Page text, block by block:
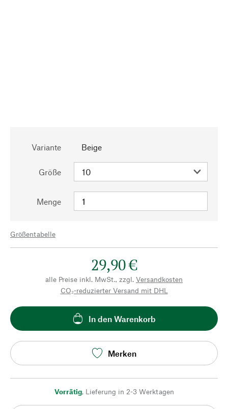
Variante Beige
Größe
Menge
Größentabelle
29,90 €
alle Preise inkl. MwSt., zzgl. Versandkosten
CO₂-reduzierter Versand mit DHL
In den Warenkorb
Merken
Vorrätig, Lieferung in 2-3 Werktagen